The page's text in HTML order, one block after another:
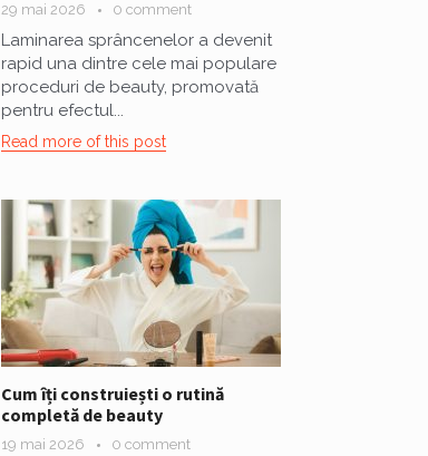
29 mai 2026 0 comment
Laminarea sprâncenelor a devenit
rapid una dintre cele mai populare
proceduri de beauty, promovată
pentru efectul...
Read more of this post
Cum îți construiești o rutină
completă de beauty
19 mai 2026 0 comment